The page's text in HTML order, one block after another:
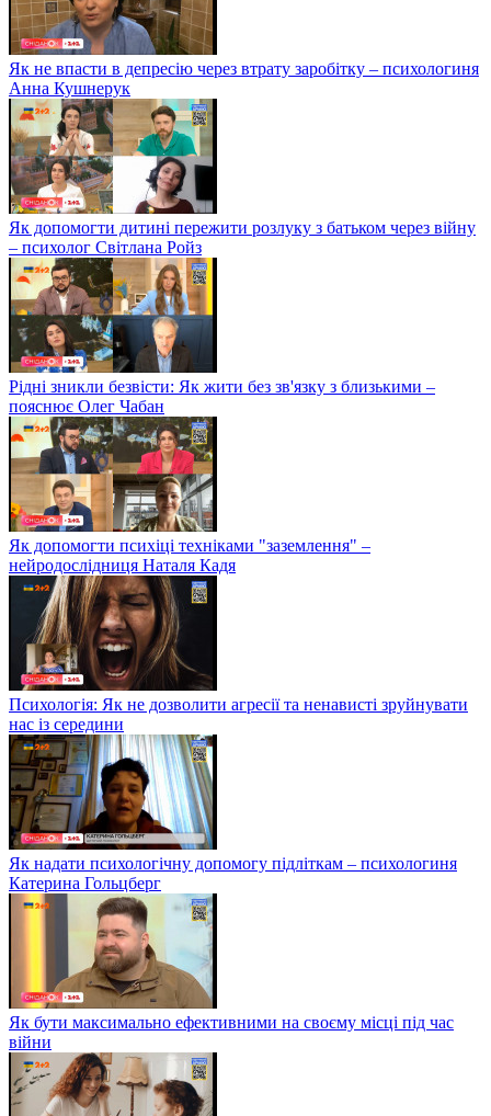
Як не впасти в депресію через втрату заробітку – психологиня
Анна Кушнерук
Як допомогти дитині пережити розлуку з батьком через війну
– психолог Світлана Ройз
Рідні зникли безвісти: Як жити без зв'язку з близькими –
пояснює Олег Чабан
Як допомогти психіці техніками "заземлення" –
нейродослідниця Наталя Кадя
Психологія: Як не дозволити агресії та ненависті зруйнувати
нас із середини
Як надати психологічну допомогу підліткам – психологиня
Катерина Гольцберг
Як бути максимально ефективними на своєму місці під час
війни